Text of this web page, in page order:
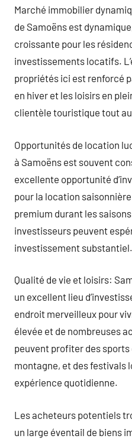
Marché immobilier
de Samoëns est
croissante pour les
investissements locatifs.
propriétés ici est renforcé
en hiver et les loisirs en
clientèle touristique tout au
Opportunités de location
à Samoëns est souvent
excellente opportunité
pour la location
premium durant les
investisseurs peuvent
investissement substantiel.
Qualité de vie et loisirs:
un excellent lieu
endroit merveilleux pour
élevée et de nombreuses
peuvent profiter des sports
montagne, et des festivals
expérience quotidienne.
Les acheteurs potentiels
un large éventail de biens